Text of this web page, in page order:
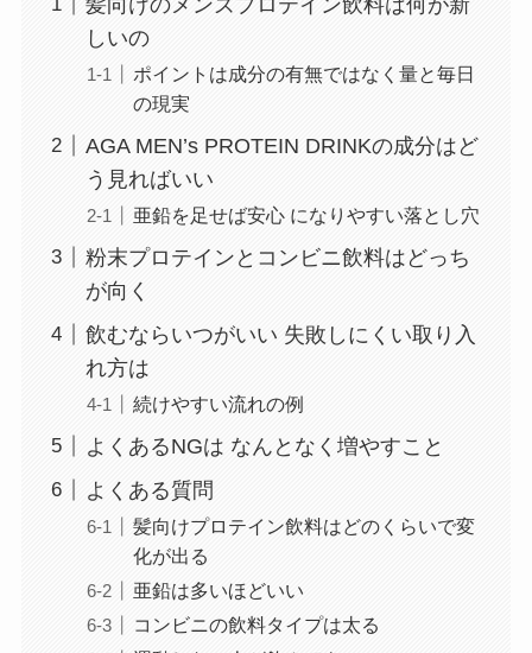
しいの
ポイントは成分の有無ではなく量と毎日
の現実
AGA MEN’s PROTEIN DRINKの成分はど
う見ればいい
亜鉛を足せば安心 になりやすい落とし穴
粉末プロテインとコンビニ飲料はどっち
が向く
飲むならいつがいい 失敗しにくい取り入
れ方は
続けやすい流れの例
よくあるNGは なんとなく増やすこと
よくある質問
髪向けプロテイン飲料はどのくらいで変
化が出る
亜鉛は多いほどいい
コンビニの飲料タイプは太る